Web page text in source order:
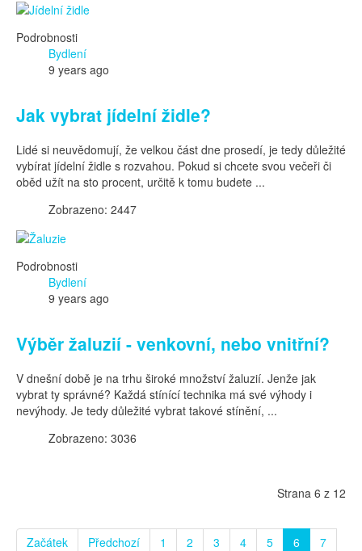
Podrobnosti
Bydlení
9 years ago
Jak vybrat jídelní židle?
Lidé si neuvědomují, že velkou část dne prosedí, je tedy důležité
vybírat jídelní židle s rozvahou. Pokud si chcete svou večeři či
oběd užít na sto procent, určitě k tomu budete ...
Zobrazeno: 2447
Podrobnosti
Bydlení
9 years ago
Výběr žaluzií - venkovní, nebo vnitřní?
V dnešní době je na trhu široké množství žaluzií. Jenže jak
vybrat ty správné? Každá stínící technika má své výhody i
nevýhody. Je tedy důležité vybrat takové stínění, ...
Zobrazeno: 3036
Strana 6 z 12
Začátek Předchozí 1 2 3 4 5 6
7